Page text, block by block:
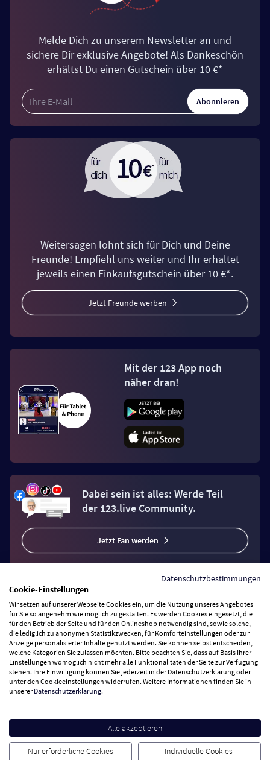
Melde Dich zu unserem Newsletter an und
sichere Dir exklusive Angebote! Als Dankeschön
erhältst Du einen Gutschein über 10 €*
Abonnieren
Weitersagen lohnt sich für Dich und Deine
Freunde! Empfiehl uns weiter und Ihr erhaltet
jeweils einen Einkaufsgutschein über 10 €*.
Jetzt Freunde werben
Mit der 123 App noch
näher dran!
Dabei sein ist alles: Werde Teil
der 123.live Community.
Jetzt Fan werden
Vertrag widerrufen
Zahlungsarten
Wir versenden mit
Besuchen Sie uns
Datenschutzbestimmungen
Cookie-Einstellungen
Wir setzen auf unserer Webseite Cookies ein, um die Nutzung unseres Angebotes
für Sie so angenehm wie möglich zu gestalten. Es werden Cookies eingesetzt, die
für den Betrieb der Seite und für den Onlineshop notwendig sind, sowie solche,
die lediglich zu anonymen Statistikzwecken, für Komforteinstellungen oder zur
Anzeige personalisierter Inhalte genutzt werden. Sie können selbst entscheiden,
welche Kategorien Sie zulassen möchten. Bitte beachten Sie, dass auf Basis Ihrer
Einstellungen womöglich nicht mehr alle Funktionalitäten der Seite zur Verfügung
stehen. Ihre Einwilligung können Sie jederzeit in der Datenschutzerklärung oder
unter den Cookieeinstellungen widerrufen. Weitere Informationen finden Sie in
unsererDatenschutzerklärung.
Alle akzeptieren
Nur erforderliche Cookies
Individuelle Cookies-